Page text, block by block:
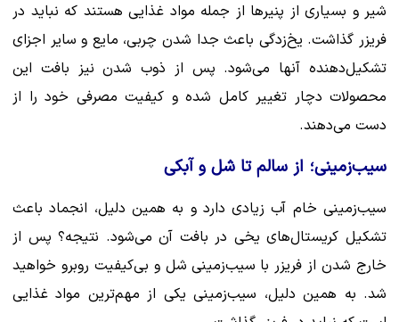
شیر و بسیاری از پنیرها از جمله مواد غذایی هستند که نباید در
فریزر گذاشت. یخ‌زدگی باعث جدا شدن چربی، مایع و سایر اجزای
تشکیل‌دهنده آنها می‌شود. پس از ذوب شدن نیز بافت این
محصولات دچار تغییر کامل شده و کیفیت مصرفی خود را از
دست می‌دهند.
سیب‌زمینی؛ از سالم تا شل و آبکی
سیب‌زمینی خام آب زیادی دارد و به همین دلیل، انجماد باعث
تشکیل کریستال‌های یخی در بافت آن می‌شود. نتیجه؟ پس از
خارج شدن از فریزر با سیب‌زمینی شل و بی‌کیفیت روبرو خواهید
شد. به همین دلیل، سیب‌زمینی یکی از مهم‌ترین مواد غذایی